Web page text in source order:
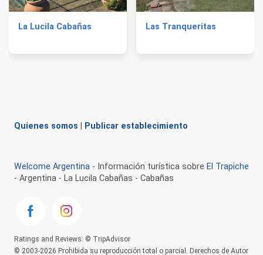
La Lucila Cabañas Las Tranqueritas
Quienes somos Publicar establecimiento
Welcome Argentina - Información turística sobre El Trapiche
- Argentina - La Lucila Cabañas - Cabañas
Ratings and Reviews: © TripAdvisor
© 2003-2026 Prohibida su reproducción total o parcial. Derechos de Autor